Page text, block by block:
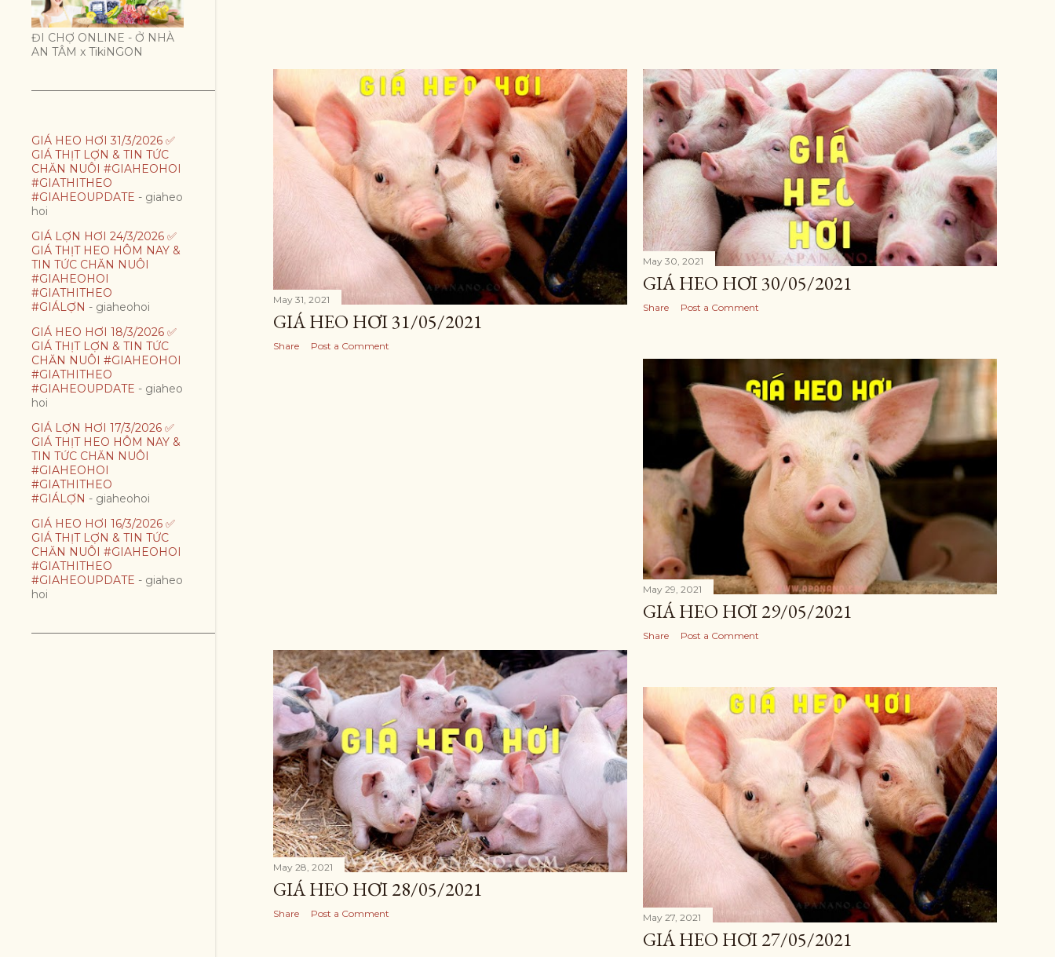
May 31, 2021
GIÁ HEO HƠI 31/05/2021
Share Post a Comment
May 30, 2021
GIÁ HEO HƠI 30/05/2021
Share Post a Comment
May 29, 2021
GIÁ HEO HƠI 29/05/2021
Share Post a Comment
May 28, 2021
GIÁ HEO HƠI 28/05/2021
Share Post a Comment May 27, 2021
GIÁ HEO HƠI 27/05/2021
ĐI CHỢ ONLINE - Ở NHÀ
AN TÂM x TikiNGON
GIÁ HEO HƠI 31/3/2026 ✅
GIÁ THỊT LỢN & TIN TỨC
CHĂN NUÔI #GIAHEOHOI
#GIATHITHEO
#GIAHEOUPDATE - giaheo
hoi
GIÁ LỢN HƠI 24/3/2026 ✅
GIÁ THỊT HEO HÔM NAY &
TIN TỨC CHĂN NUÔI
#GIAHEOHOI
#GIATHITHEO
#GIÁLỢN - giaheohoi
GIÁ HEO HƠI 18/3/2026 ✅
GIÁ THỊT LỢN & TIN TỨC
CHĂN NUÔI #GIAHEOHOI
#GIATHITHEO
#GIAHEOUPDATE - giaheo
hoi
GIÁ LỢN HƠI 17/3/2026 ✅
GIÁ THỊT HEO HÔM NAY &
TIN TỨC CHĂN NUÔI
#GIAHEOHOI
#GIATHITHEO
#GIÁLỢN - giaheohoi
GIÁ HEO HƠI 16/3/2026 ✅
GIÁ THỊT LỢN & TIN TỨC
CHĂN NUÔI #GIAHEOHOI
#GIATHITHEO
#GIAHEOUPDATE - giaheo
hoi